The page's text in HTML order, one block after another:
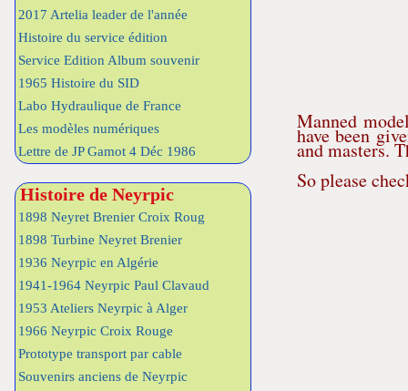
2017 Artelia leader de l'année
Histoire du service édition
Service Edition Album souvenir
1965 Histoire du SID
Labo Hydraulique de France
Les modèles numériques
Lettre de JP Gamot 4 Déc 1986
Histoire de Neyrpic
1898 Neyret Brenier Croix Roug
1898 Turbine Neyret Brenier
1936 Neyrpic en Algérie
1941-1964 Neyrpic Paul Clavaud
1953 Ateliers Neyrpic à Alger
1966 Neyrpic Croix Rouge
Prototype transport par cable
Souvenirs anciens de Neyrpic
Manned
have been
and masters.
So please